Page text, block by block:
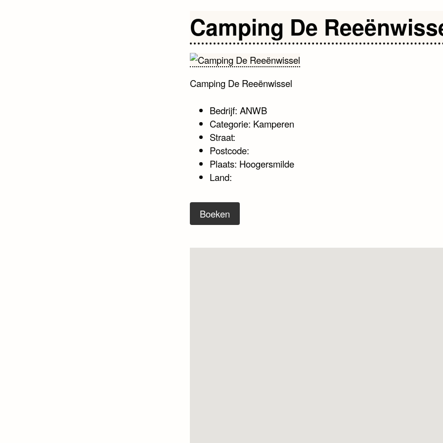
Camping De
Camping De Reeënwissel
Bedrijf: ANWB
Categorie: Kamperen
Straat:
Postcode:
Plaats: Hoogersmilde
Land:
Boeken